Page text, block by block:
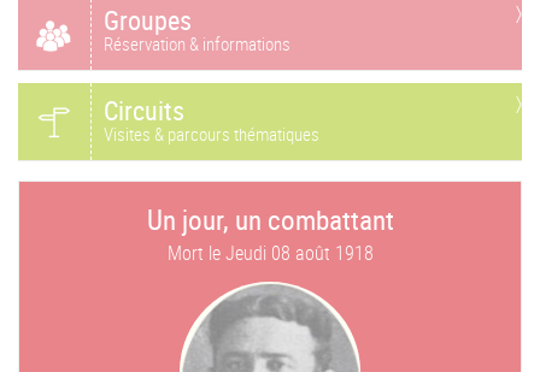
Groupes
Réservation & informations
Circuits
Visites & parcours thématiques
Un jour, un combattant
Mort leJeudi 08 août 1918